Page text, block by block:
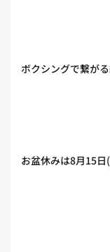
ボクシングで繋がる
お盆休みは8月15日